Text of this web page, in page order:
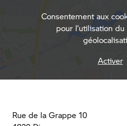
Consentement aux
pour l’utilisation
Activer
Rue de la Grappe 10